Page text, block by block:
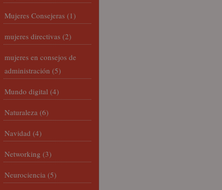
Mujeres Consejeras (1)
mujeres directivas (2)
mujeres en consejos de
administración (5)
Mundo digital (4)
Naturaleza (6)
Navidad (4)
Networking (3)
Neurociencia (5)